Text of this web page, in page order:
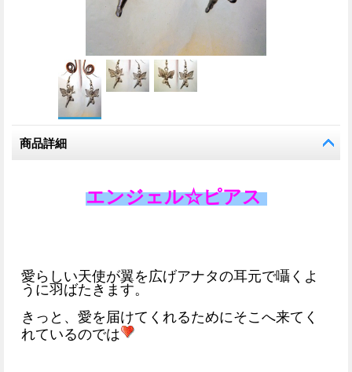
商品詳細
エンジェル☆ピアス
愛らしい天使が翼を広げアナタの耳元で囁くよ
うに羽ばたきます。
きっと、愛を届けてくれるためにそこへ来てく
れているのでは